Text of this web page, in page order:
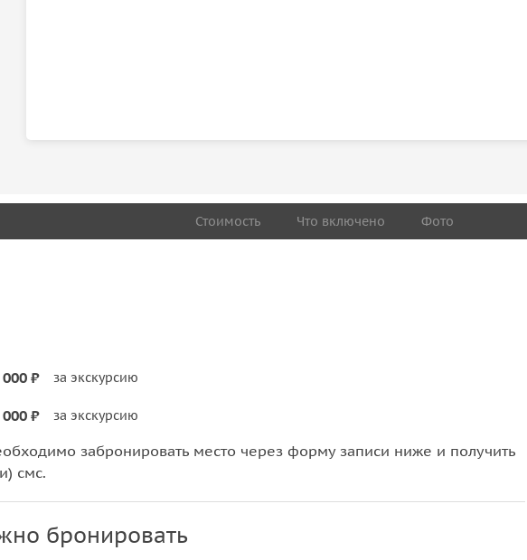
Стоимость Что включено Фото
₽ за экскурсию
000 ₽ за экскурсию
забронировать место через форму записи ниже и получить
смс.
бронировать